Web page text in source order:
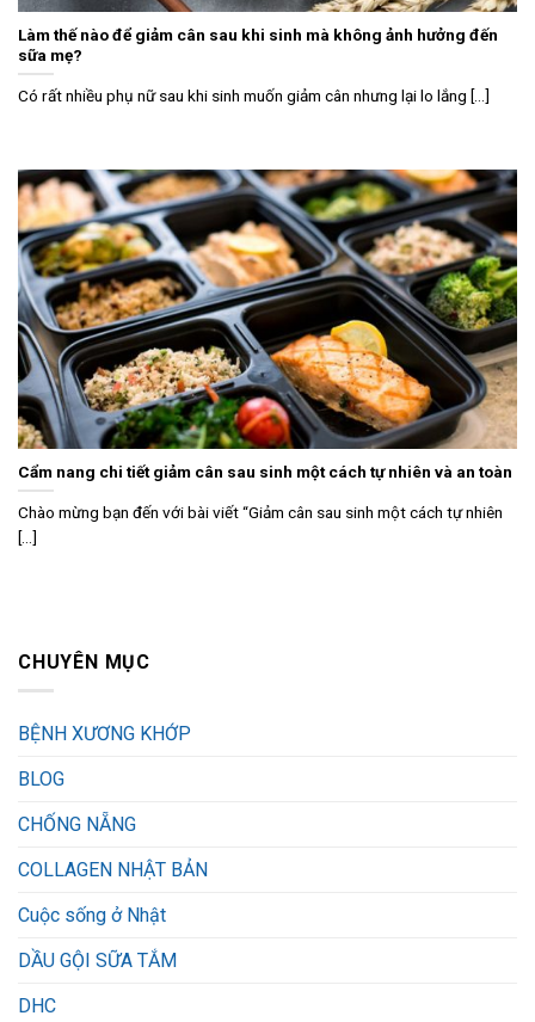
Làm thế nào để giảm cân sau khi sinh mà không ảnh hưởng đến
sữa mẹ?
Có rất nhiều phụ nữ sau khi sinh muốn giảm cân nhưng lại lo lắng [...]
Cẩm nang chi tiết giảm cân sau sinh một cách tự nhiên và an toàn
Chào mừng bạn đến với bài viết “Giảm cân sau sinh một cách tự nhiên
[...]
CHUYÊN MỤC
BỆNH XƯƠNG KHỚP
BLOG
CHỐNG NẴNG
COLLAGEN NHẬT BẢN
Cuộc sống ở Nhật
DẦU GỘI SỮA TẮM
DHC